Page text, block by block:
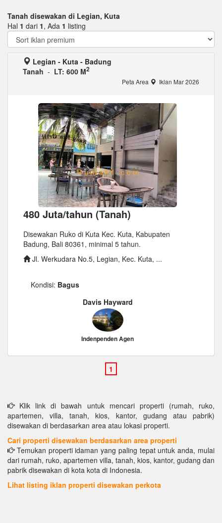
Tanah disewakan di Legian, Kuta
Hal 1 dari 1, Ada 1 listing
Legian - Kuta - Badung
Tanah - LT: 600 M2
Peta Area Iklan Mar 2026
480 Juta/tahun (Tanah)
Disewakan Ruko di Kuta Kec. Kuta, Kabupaten
Badung, Bali 80361, minimal 5 tahun.
Jl. Werkudara No.5, Legian, Kec. Kuta, ...
Kondisi: Bagus
Davis Hayward
Indenpenden Agen
Klik link di bawah untuk mencari properti (rumah, ruko,
apartemen, villa, tanah, kios, kantor, gudang atau pabrik)
disewakan di berdasarkan area atau lokasi properti.
Cari properti disewakan berdasarkan area properti
Temukan properti idaman yang paling tepat untuk anda, mulai
dari rumah, ruko, apartemen villa, tanah, kios, kantor, gudang dan
pabrik disewakan di kota kota di Indonesia.
Lihat listing iklan properti disewakan perkota